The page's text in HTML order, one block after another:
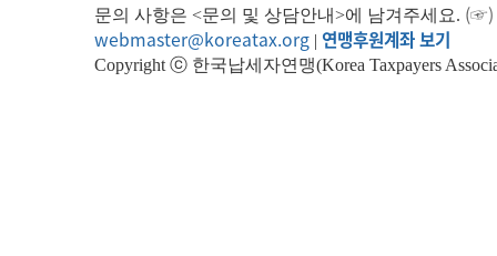
문의 사항은 <문의 및 상담안내>에 남겨주세요. (☞)
webmaster@koreatax.org | 연맹후원계좌 보기
Copyright ⓒ 한국납세자연맹(Korea Taxpayers